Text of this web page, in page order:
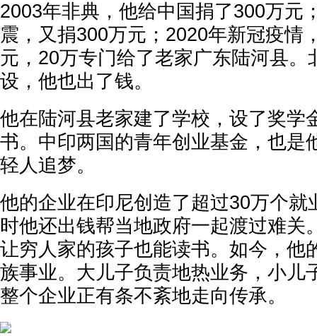
2003年非典，他给中国捐了300万元
震，又捐300万元；2020年新冠疫情
元，20万专门给了老家广东陆河县。
设，他也出了钱。
他在陆河县老家建了学校，设了奖学
书。中印两国的青年创业基金，也是
轻人追梦。
他的企业在印尼创造了超过30万个就
时他还出钱帮当地政府一起渡过难关
让穷人家的孩子也能读书。如今，他
族事业。大儿子负责地热业务，小儿
整个企业正有条不紊地走向传承。